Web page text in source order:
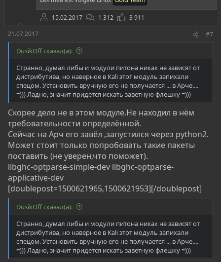
15.02.2017 1 312
3 911
21.07.2017
#7
DusikOff сказал(а):
Странно, думал либы и модули питона никак не зависят от
дистрибутива, но наверное в Kali этот модуль запихали
спецом. Установить вручную его не получается ... в Арче....
=))) Ладно, значит придется искать заветную флешку =)))
Скорее дело не в этом модуле.Не находил в нём
требовательности определённой.
Сейчас на Арч его завёл ,запустился через python2.
Может стоит только попробовать такие пакеты
поставить (не уверен,что поможет).
libghc-optparse-simple-dev libghc-optparse-
applicative-dev
[doublepost=1500621965,1500621953][/doublepost]
DusikOff сказал(а):
Странно, думал либы и модули питона никак не зависят от
дистрибутива, но наверное в Kali этот модуль запихали
спецом. Установить вручную его не получается ... в Арче....
=))) Ладно, значит придется искать заветную флешку =)))